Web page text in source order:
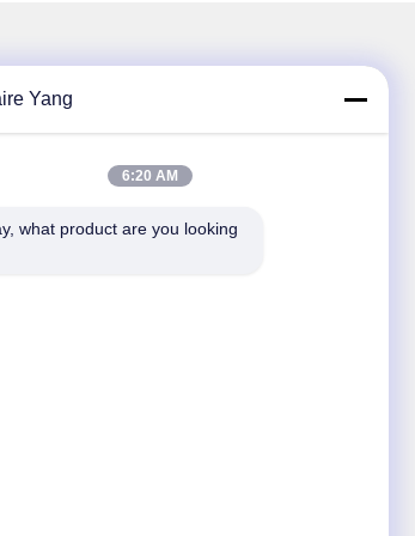
newsletter pour des réductions et plus
Yang
6:20 AM
what product are you looking